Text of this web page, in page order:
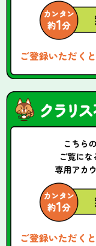
ご登録いただくと
ご登録いただくと